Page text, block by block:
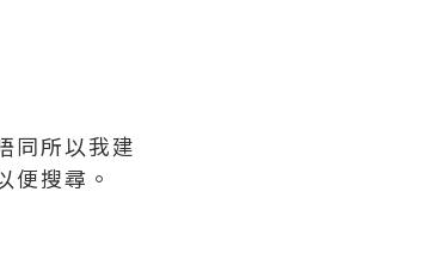
同所以我建
搜尋。